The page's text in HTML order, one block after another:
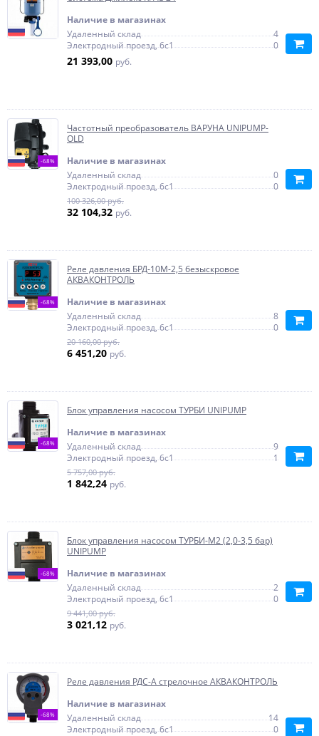
Наличие в магазинах
Удаленный склад
4
Электродный проезд, 6с1
0
21 393,00 руб.
-68%
Частотный преобразователь ВАРУНА UNIPUMP-
OLD
Наличие в магазинах
Удаленный склад
0
Электродный проезд, 6с1
0
100 326,00 руб.
32 104,32 руб.
-68%
Реле давления БРД-10М-2,5 безыскровое
АКВАКОНТРОЛЬ
Наличие в магазинах
Удаленный склад
8
Электродный проезд, 6с1
0
20 160,00 руб.
6 451,20 руб.
-68%
Блок управления насосом ТУРБИ UNIPUMP
Наличие в магазинах
Удаленный склад
9
Электродный проезд, 6с1
1
5 757,00 руб.
1 842,24 руб.
-68%
Блок управления насосом ТУРБИ-М2 (2,0-3,5 бар)
UNIPUMP
Наличие в магазинах
Удаленный склад
2
Электродный проезд, 6с1
0
9 441,00 руб.
3 021,12 руб.
-68%
Реле давления РДС-А стрелочное АКВАКОНТРОЛЬ
Наличие в магазинах
Удаленный склад
14
Электродный проезд, 6с1
0